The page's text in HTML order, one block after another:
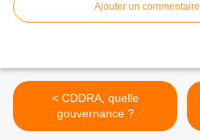
Ajouter un commentaire
< CDDRA, quelle
gouvernance ?